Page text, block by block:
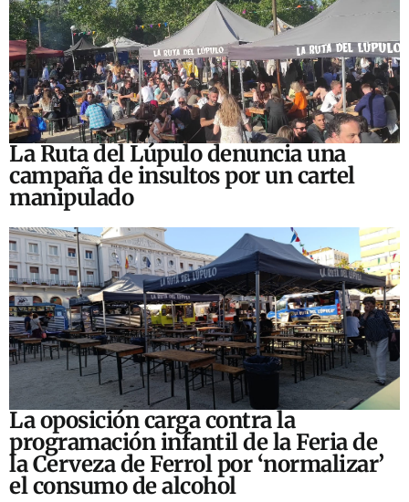
La Ruta del Lúpulo denuncia una
campaña de insultos por un cartel
manipulado
La oposición carga contra la
programación infantil de la Feria de
la Cerveza de Ferrol por ‘normalizar’
el consumo de alcohol